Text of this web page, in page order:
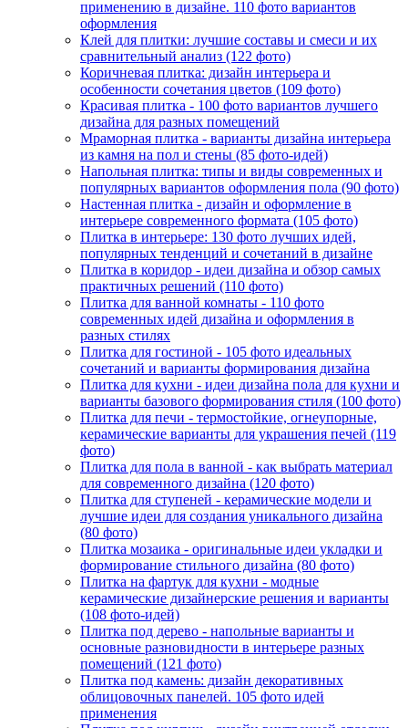
применению в дизайне. 110 фото вариантов
оформления
Клей для плитки: лучшие составы и смеси и их
сравнительный анализ (122 фото)
Коричневая плитка: дизайн интерьера и
особенности сочетания цветов (109 фото)
Красивая плитка - 100 фото вариантов лучшего
дизайна для разных помещений
Мраморная плитка - варианты дизайна интерьера
из камня на пол и стены (85 фото-идей)
Напольная плитка: типы и виды современных и
популярных вариантов оформления пола (90 фото)
Настенная плитка - дизайн и оформление в
интерьере современного формата (105 фото)
Плитка в интерьере: 130 фото лучших идей,
популярных тенденций и сочетаний в дизайне
Плитка в коридор - идеи дизайна и обзор самых
практичных решений (110 фото)
Плитка для ванной комнаты - 110 фото
современных идей дизайна и оформления в
разных стилях
Плитка для гостиной - 105 фото идеальных
сочетаний и варианты формирования дизайна
Плитка для кухни - идеи дизайна пола для кухни и
варианты базового формирования стиля (100 фото)
Плитка для печи - термостойкие, огнеупорные,
керамические варианты для украшения печей (119
фото)
Плитка для пола в ванной - как выбрать материал
для современного дизайна (120 фото)
Плитка для ступеней - керамические модели и
лучшие идеи для создания уникального дизайна
(80 фото)
Плитка мозаика - оригинальные идеи укладки и
формирование стильного дизайна (80 фото)
Плитка на фартук для кухни - модные
керамические дизайнерские решения и варианты
(108 фото-идей)
Плитка под дерево - напольные варианты и
основные разновидности в интерьере разных
помещений (121 фото)
Плитка под камень: дизайн декоративных
облицовочных панелей. 105 фото идей
применения